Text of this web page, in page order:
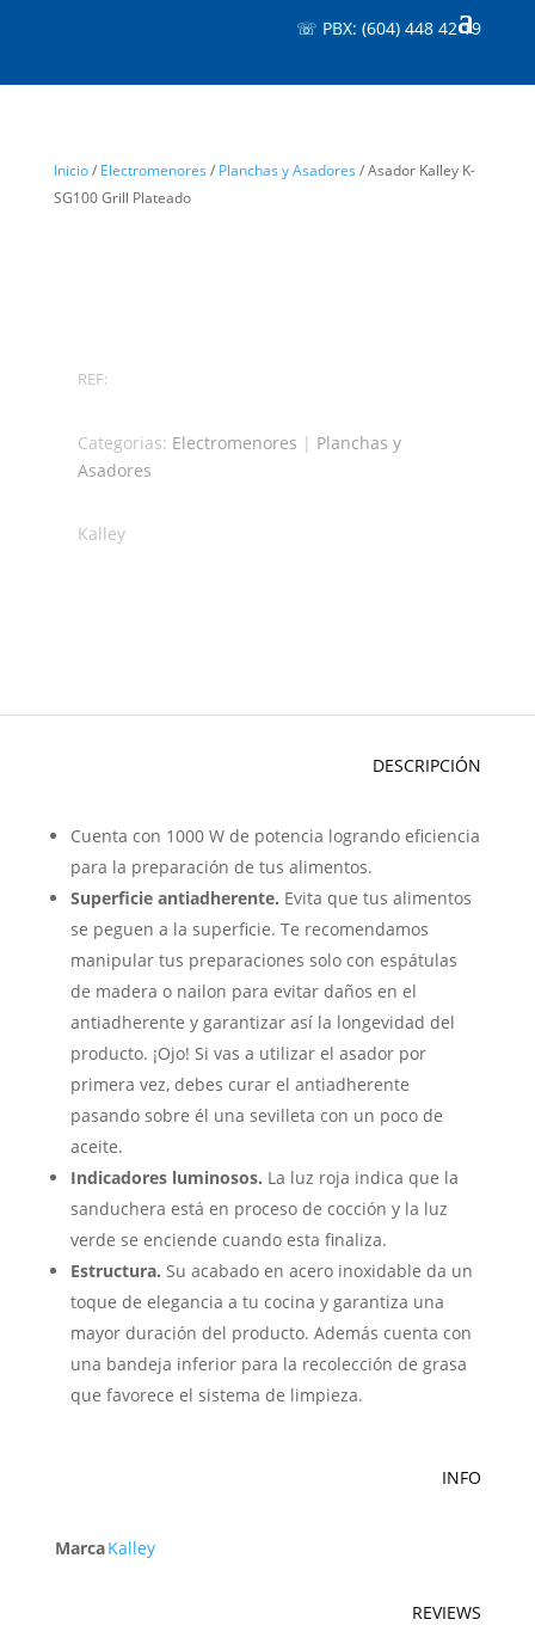
☏ PBX: (604) 448 42 19
Inicio/ Electromenores / Planchas y Asadores / Asador Kalley K-
SG100 Grill Plateado
REF:
Categorias: Electromenores | Planchas y
Asadores
Kalley
DESCRIPCIÓN
Cuenta con 1000 W de potencia logrando eficiencia
para la preparación de tus alimentos.
Superficie antiadherente. Evita que tus alimentos
se peguen a la superficie. Te recomendamos
manipular tus preparaciones solo con espátulas
de madera o nailon para evitar daños en el
antiadherente y garantizar así la longevidad del
producto. ¡Ojo! Si vas a utilizar el asador por
primera vez, debes curar el antiadherente
pasando sobre él una sevilleta con un poco de
aceite.
Indicadores luminosos. La luz roja indica que la
sanduchera está en proceso de cocción y la luz
verde se enciende cuando esta finaliza.
Estructura. Su acabado en acero inoxidable da un
toque de elegancia a tu cocina y garantiza una
mayor duración del producto. Además cuenta con
una bandeja inferior para la recolección de grasa
que favorece el sistema de limpieza.
INFO
MarcaKalley
REVIEWS